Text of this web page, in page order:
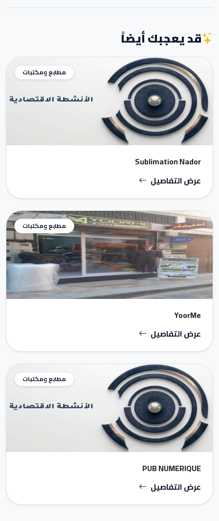
قد يعجبك أيضاً
مطابع ومكتبات
Sublimation Nador
عرض التفاصيل
مطابع ومكتبات
YoorMe
عرض التفاصيل
مطابع ومكتبات
PUB NUMERIQUE
عرض التفاصيل